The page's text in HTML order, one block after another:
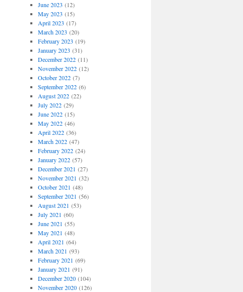
June 2023 (12)
May 2023 (15)
April 2023 (17)
March 2023 (20)
February 2023 (19)
January 2023 (31)
December 2022(11)
November 2022(12)
October 2022(7)
September 2022(6)
August 2022(22)
July 2022(29)
June 2022(15)
May 2022(46)
April 2022(36)
March 2022(47)
February 2022(24)
January 2022(57)
December 2021 (27)
November 2021 (32)
October 2021 (48)
September 2021 (56)
August 2021 (53)
July 2021 (60)
June 2021 (55)
May 2021 (48)
April 2021 (64)
March 2021 (93)
February 2021 (69)
January 2021 (91)
December 2020(104)
November 2020(126)